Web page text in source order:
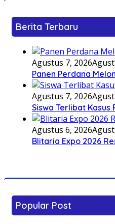
Berita Terbaru
Agustus 7, 2026
Panen Perdana
Agustus 7, 2026
Siswa Terlibat
Agustus 6, 2026
Blitaria Expo 2026
Popular Post